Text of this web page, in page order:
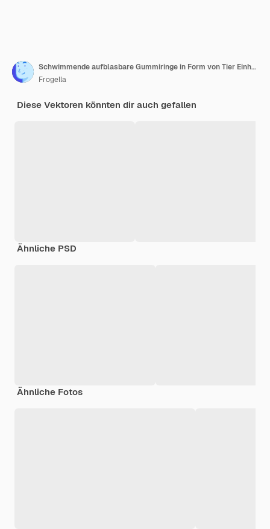
Schwimmende aufblasbare Gummiringe in Form von Tier Einhorn und Flamingo
Frogella
Diese Vektoren könnten dir auch gefallen
Ähnliche PSD
Ähnliche Fotos